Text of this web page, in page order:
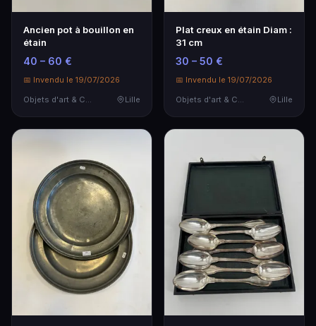
Ancien pot à bouillon en
étain
40 – 60 €
📅 Invendu le 19/07/2026
Lille
Plat creux en étain Diam :
31 cm
30 – 50 €
📅 Invendu le 19/07/2026
Lille